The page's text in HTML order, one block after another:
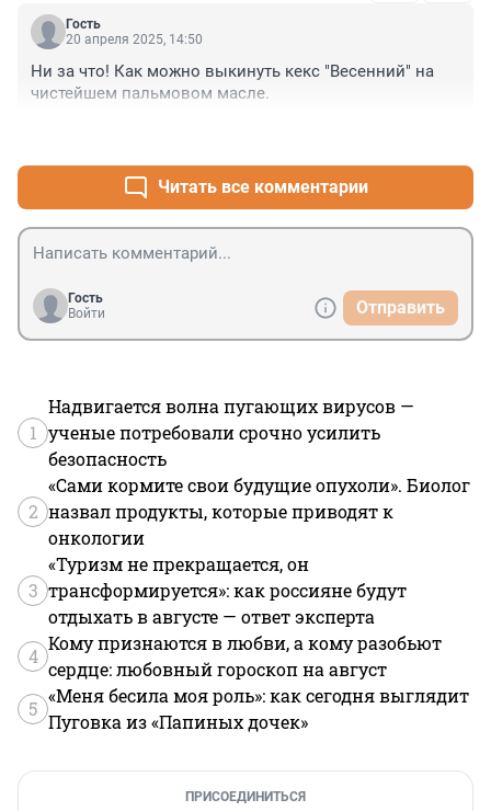
Гость
20 апреля 2025, 14:50
Ни за что! Как можно выкинуть кекс "Весенний" на
чистейшем пальмовом масле.
Читать все комментарии
Гость
Войти
Отправить
1
Надвигается волна пугающих вирусов —
ученые потребовали срочно усилить
безопасность
2
«Сами кормите свои будущие опухоли». Биолог
назвал продукты, которые приводят к
онкологии
3
«Туризм не прекращается, он
трансформируется»: как россияне будут
отдыхать в августе — ответ эксперта
4
Кому признаются в любви, а кому разобьют
сердце: любовный гороскоп на август
5
«Меня бесила моя роль»: как сегодня выглядит
Пуговка из «Папиных дочек»
ПРИСОЕДИНИТЬСЯ